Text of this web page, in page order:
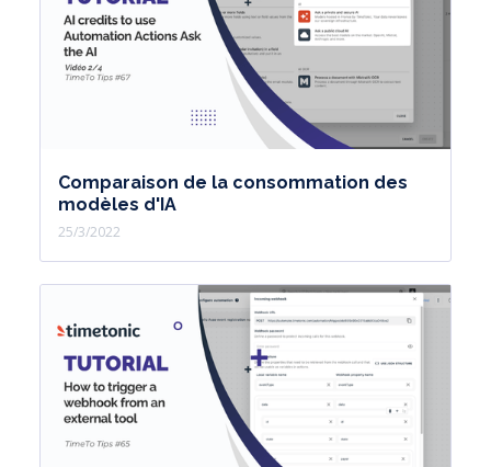
revoir !
Comparaison de la consommation des
modèles d'IA
25/3/2022